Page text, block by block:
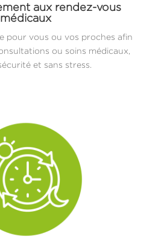
aux rendez-vous
médicaux
pour vous ou vos proches afin
ou soins médicaux,
et sans stress.